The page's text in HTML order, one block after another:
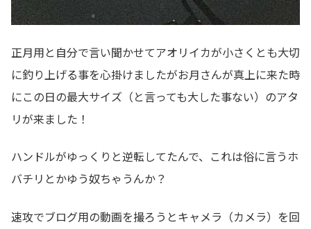
正月用と自分で言い聞かせてアオリイカが小さくとも大切
に釣り上げる事を心掛けましたがお月さんが真上に来た時
にこの日の最大サイズ（と言っても大した事ない）のアタ
リが来ました！
ハンドルがゆっくりと逆転してたんで、これは俗に言うホ
バチリとかゆう奴ちゃうんか？
速攻でブログ用の動画を撮ろうとキャメラ（カメラ）を回